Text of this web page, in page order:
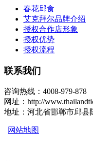
春花邱食
艾克拜尔品牌介绍
授权合作店形象
授权优势
授权流程
联系我们
咨询热线：4008-979-878
网址：http://
地址：河北省邯郸市邱县
网站地图